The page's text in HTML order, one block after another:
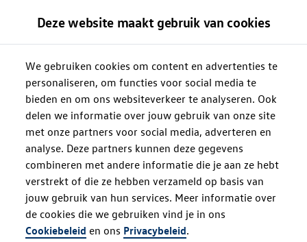
Deze website maakt gebruik van cookies
We gebruiken cookies om content en advertenties te
personaliseren, om functies voor social media te
bieden en om ons websiteverkeer te analyseren. Ook
delen we informatie over jouw gebruik van onze site
met onze partners voor social media, adverteren en
analyse. Deze partners kunnen deze gegevens
combineren met andere informatie die je aan ze hebt
verstrekt of die ze hebben verzameld op basis van
jouw gebruik van hun services. Meer informatie over
de cookies die we gebruiken vind je in ons
Cookiebeleid en ons Privacybeleid.
Oops!